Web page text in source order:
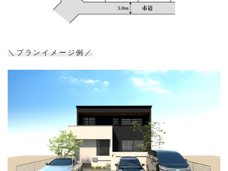
＼プランイメージ例／